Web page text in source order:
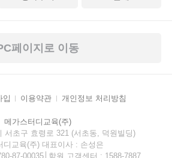
페이지로 이동
입 이용약관 개인정보 처리방침
메가스터디교육(주)
서초구 효령로 321 (서초동, 덕원빌딩)
디교육(주) 대표이사 : 손성은
87-00035│학원 고객센터 : 1588-7887